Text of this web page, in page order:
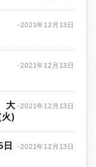
-2021年12月13日
-2021年12月13日
大
)
-2021年12月13日
-2021年12月13日